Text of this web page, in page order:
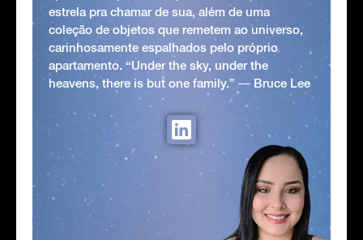
estrela pra chamar de sua, além de uma
coleção de objetos que remetem ao universo,
carinhosamente espalhados pelo próprio
apartamento. “Under the sky, under the
heavens, there is but one family.” ― Bruce Lee